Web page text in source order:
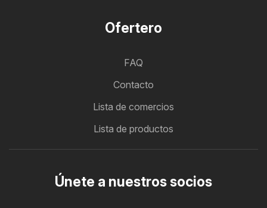
Ofertero
FAQ
Contacto
Lista de comercios
Lista de productos
Únete a nuestros socios